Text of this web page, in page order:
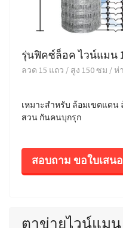
รุ่นฟิคซ์ล็อค ไวน์แมน
ลวด 15 แถว / สูง 150 ซม / ห่
เหมาะสำหรับ ล้อมเขตแด
สวน กันคนบุกรุก
สอบถาม ขอใบเสน
ตาข่ายไวน์แมน